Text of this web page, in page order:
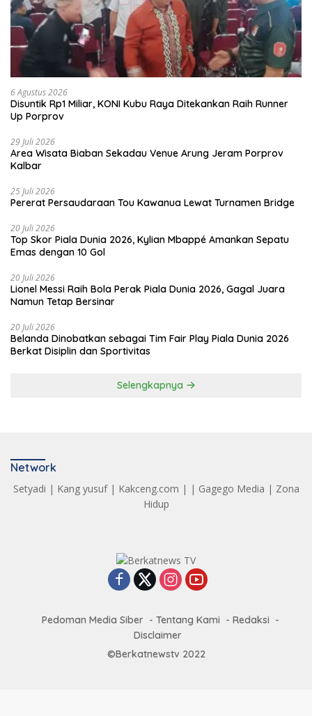
6 Agustus 2026
Disuntik Rp1 Miliar, KONI Kubu Raya Ditekankan Raih Runner
Up Porprov
29 Juli 2026
Area Wisata Biaban Sekadau Venue Arung Jeram Porprov
Kalbar
25 Juli 2026
Pererat Persaudaraan Tou Kawanua Lewat Turnamen Bridge
20 Juli 2026
Top Skor Piala Dunia 2026, Kylian Mbappé Amankan Sepatu
Emas dengan 10 Gol
20 Juli 2026
Lionel Messi Raih Bola Perak Piala Dunia 2026, Gagal Juara
Namun Tetap Bersinar
20 Juli 2026
Belanda Dinobatkan sebagai Tim Fair Play Piala Dunia 2026
Berkat Disiplin dan Sportivitas
Selengkapnya
Network
Setyadi | Kang yusuf| Kakceng.com | | Gagego Media | Zona
Hidup
Pedoman Media Siber Tentang Kami
Redaksi
Disclaimer
©Berkatnewstv 2022